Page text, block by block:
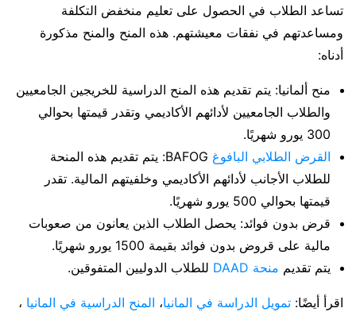
تساعد الطلاب في الحصول على تعليم منخفض التكلفة
ومساعدتهم في نفقات معيشتهم. هذه المنح والمنح مذكورة
أدناه:
منح ألمانيا: يتم تقديم هذه المنح الدراسية للخريجين الجامعيين
والطلاب الجامعيين لأدائهم الأكاديمي وتقدر قيمتها بحوالي
300 يورو شهريًا.
القرض الطلابي البافوغ
BAFOG: يتم تقديم هذه المنحة
للطلاب الأجانب لأدائهم الأكاديمي وخلفيتهم المالية. تقدر
قيمتها بحوالي 500 يورو شهريًا.
قرض بدون فوائد: يحصل الطلاب الذين يعانون من صعوبات
مالية على قروض بدون فوائد بقيمة 1500 يورو شهريًا.
يتم تقديم منحة DAAD للطلاب الدوليين المتفوقين.
اقرأ أيضًا: تمويل الدراسة في المانيا، المنح الدراسية في المانيا ،